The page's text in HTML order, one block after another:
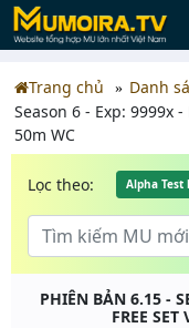
Trang chủ Danh
Season 6 - Exp: 9999x
50m WC
Lọc theo: Alpha Test
PHIÊN BẢN 6.15 -
FREE